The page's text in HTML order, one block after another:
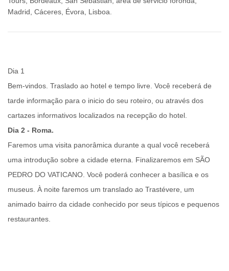
Madrid, Cáceres, Évora, Lisboa.
Dia 1
Bem-vindos. Traslado ao hotel e tempo livre. Você receberá de
tarde informação para o inicio do seu roteiro, ou através dos
cartazes informativos localizados na recepção do hotel.
Dia 2 - Roma.
Faremos uma visita panorâmica durante a qual você receberá
uma introdução sobre a cidade eterna. Finalizaremos em SÃO
PEDRO DO VATICANO . Você poderá conhecer a basílica e os
museus. À noite faremos um translado ao Trastévere,
um
animado bairro da cidade conhecido por seus típicos e pequenos
restaurantes.